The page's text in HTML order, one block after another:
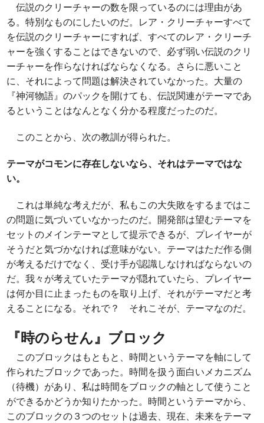
伝説のクリーチャーの数を限っているのには理由があ
る。特別なものにしたいのだ。レア・クリーチャーすべて
を伝説のクリーチャーにすれば、すべてのレア・クリーチ
ャーを強くすることはできないので、必ず弱い伝説のクリ
ーチャーを作らなければならなくなる。さらに悪いこと
に、それによって問題は解決されていなかった。大量の
『神河物語』のパックを開けても、伝説関連がテーマであ
るということはなんとなく分かる程度だったのだ。
このことから、次の教訓が得られた。
テーマがコモンに存在しないなら、それはテーマではな
い。
これは単純な考えだが、私もこの大失敗をするまではこ
の問題に気づいていなかったのだ。開発部は望むテーマを
セットのメインテーマとして提示できるが、プレイヤーが
そうだと気づかなければ意味がない。テーマはただ作る側
が考えるだけでなく、受け手が認識しなければならないの
だ。我々が考えていたテーマが隠れていたら、プレイヤー
は何か目に止まったものを取り上げ、それがテーマだと考
えることになる。それで？ それこそが、テーマなのだ。
『時のらせん』ブロック
このブロックはもともと、時間というテーマを軸にして
作られたブロックであった。時間を扱う面白いメカニズム
（待機）があり、私は時間をブロックの軸として使うこと
ができるかどうか知りたかった。時間というテーマから、
このブロックの３つのセットは過去、現在、未来をテーマ